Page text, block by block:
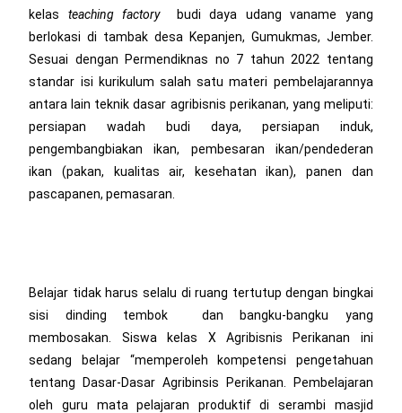
kelas teaching factorybudi daya udang vaname yang
berlokasi di tambak desa Kepanjen, Gumukmas, Jember.
Sesuai dengan Permendiknas no 7 tahun 2022 tentang
standar isi kurikulum salah satu materi pembelajarannya
antara lain teknik dasar agribisnis perikanan, yang meliputi:
persiapan wadah budi daya, persiapan induk,
pengembangbiakan ikan, pembesaran ikan/pendederan
ikan (pakan, kualitas air, kesehatan ikan), panen dan
pascapanen, pemasaran.
Belajar tidak harus selalu di ruang tertutup dengan bingkai
sisi dinding tembok dan bangku-bangku yang
membosakan. Siswa kelas X Agribisnis Perikanan ini
sedang belajar “memperoleh kompetensi pengetahuan
tentang Dasar-Dasar Agribinsis Perikanan. Pembelajaran
oleh guru mata pelajaran produktif di serambi masjid